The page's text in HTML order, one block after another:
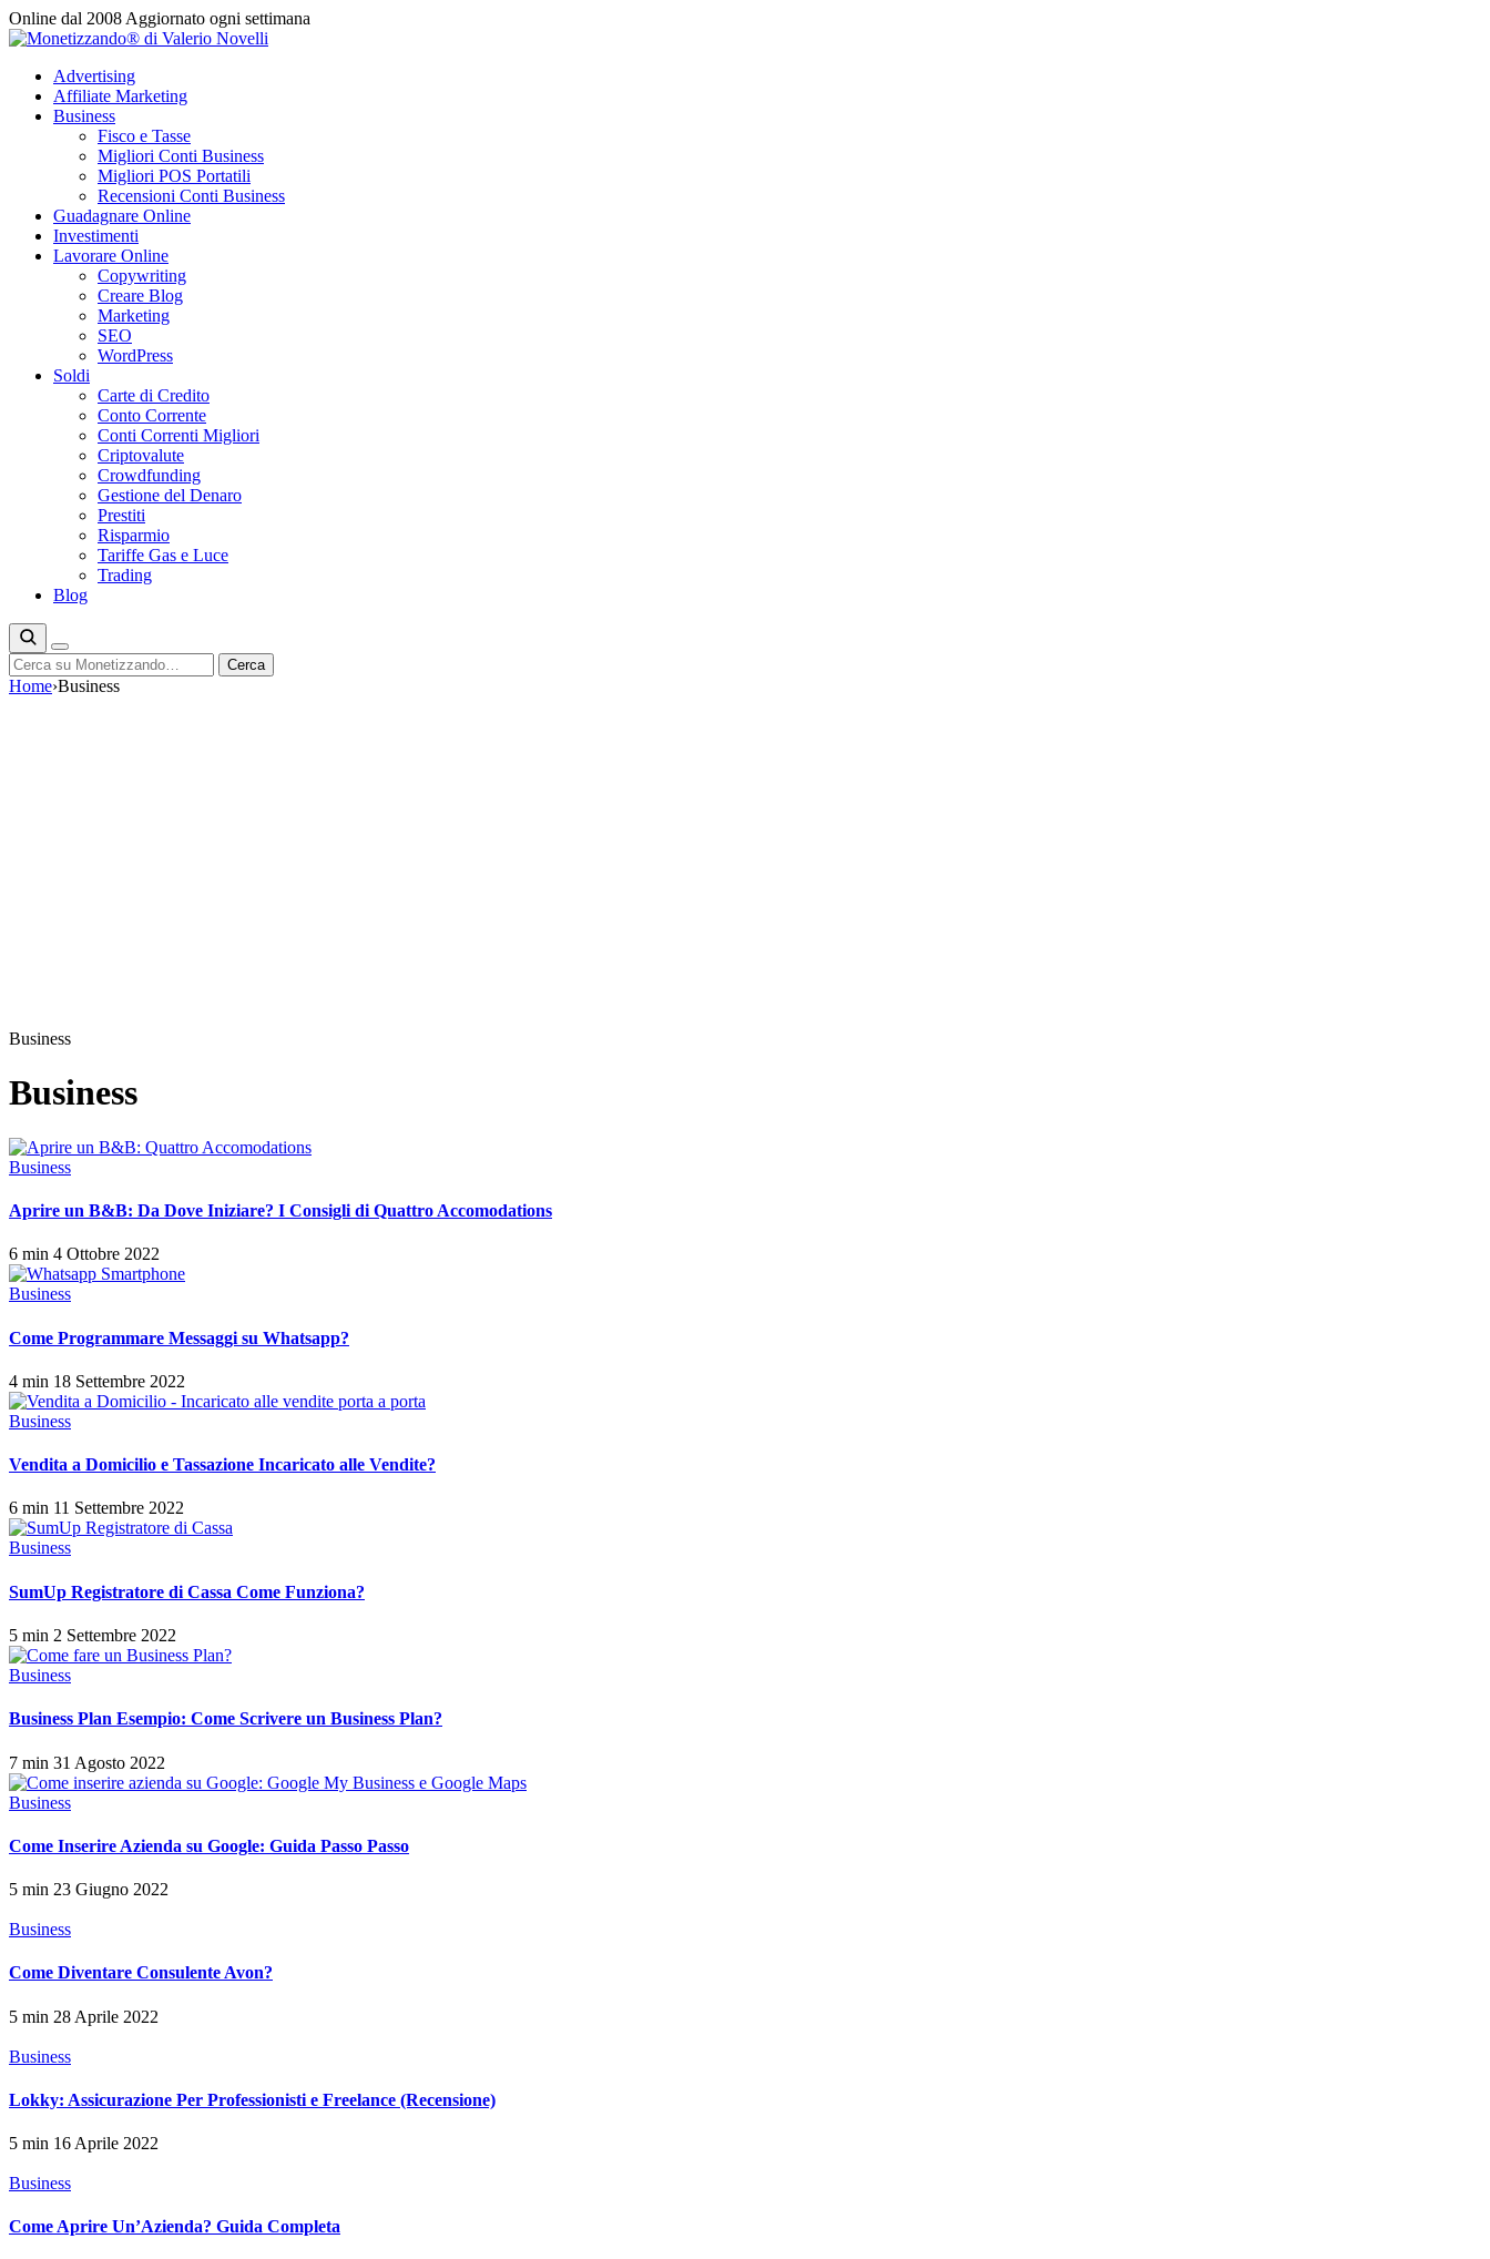
Vai
al
Online dal 2008 Aggiornato ogni settimana
Advertising
Affiliate Marketing
Business
Fisco e Tasse
Migliori Conti Business
Migliori POS Portatili
Recensioni Conti Business
Guadagnare Online
Investimenti
Lavorare Online
Copywriting
Creare Blog
Marketing
SEO
WordPress
Soldi
Carte di Credito
Conto Corrente
Conti Correnti Migliori
Criptovalute
Crowdfunding
Gestione del Denaro
Prestiti
Risparmio
Tariffe Gas e Luce
Trading
Blog
Cerca Cerca
Home›Business
Business
Business
Business
Aprire un B&B: Da Dove Iniziare? I Consigli di Quattro Accomodations
6 min 4 Ottobre 2022
Business
Come Programmare Messaggi su Whatsapp?
4 min 18 Settembre 2022
Business
Vendita a Domicilio e Tassazione Incaricato alle Vendite?
6 min 11 Settembre 2022
Business
SumUp Registratore di Cassa Come Funziona?
5 min 2 Settembre 2022
Business
Business Plan Esempio: Come Scrivere un Business Plan?
7 min 31 Agosto 2022
Business
Come Inserire Azienda su Google: Guida Passo Passo
5 min 23 Giugno 2022
Business
Come Diventare Consulente Avon?
5 min 28 Aprile 2022
Business
Lokky: Assicurazione Per Professionisti e Freelance (Recensione)
5 min 16 Aprile 2022
Business
Come Aprire Un’Azienda? Guida Completa